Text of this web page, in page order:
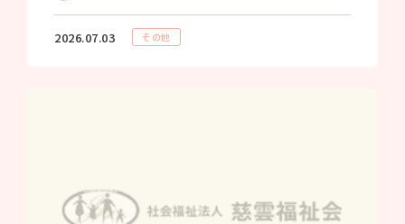
2026.07.03 その他